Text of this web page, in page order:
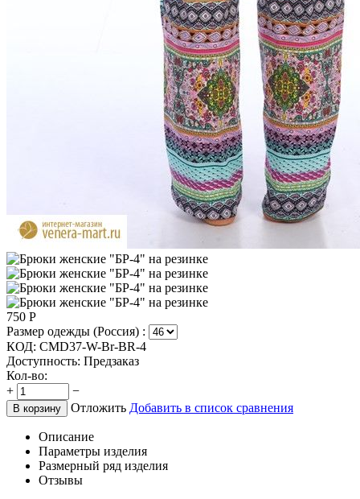
750 Р
Размер одежды (Россия) :
КОД: CMD37-W-Br-BR-4
Доступность: Предзаказ
Кол-во:
+
−
В корзину Отложить Добавить в список сравнения
Описание
Параметры изделия
Размерный ряд изделия
Отзывы